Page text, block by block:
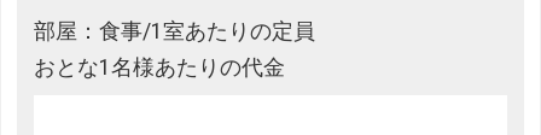
部屋：食事/1室あたりの定員
おとな1名様あたりの代金